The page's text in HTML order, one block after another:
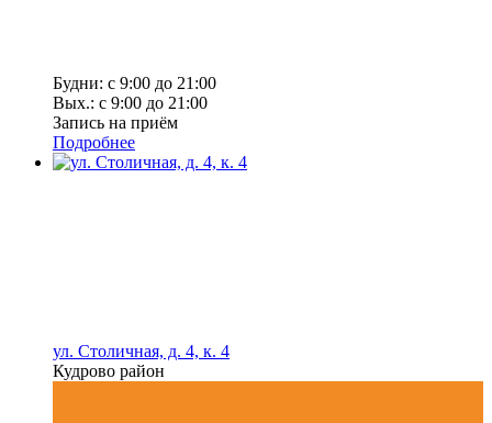
Будни: с 9:00 до 21:00
Вых.: с 9:00 до 21:00
Запись на приём
Подробнее
ул. Столичная, д. 4, к. 4
Кудрово район